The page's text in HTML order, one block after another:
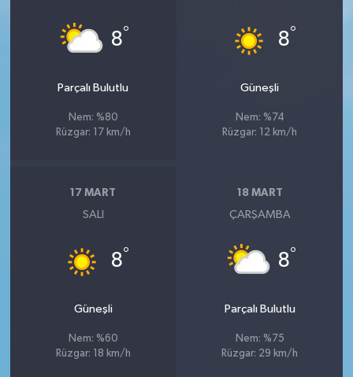
8°
Parçalı Bulutlu
Nem: %80
Rüzgar: 17 km/h
8°
Güneşli
Nem: %74
Rüzgar: 12 km/h
17 MART
SALI
8°
Güneşli
Nem: %60
Rüzgar: 18 km/h
18 MART
ÇARŞAMBA
8°
Parçalı Bulutlu
Nem: %75
Rüzgar: 29 km/h